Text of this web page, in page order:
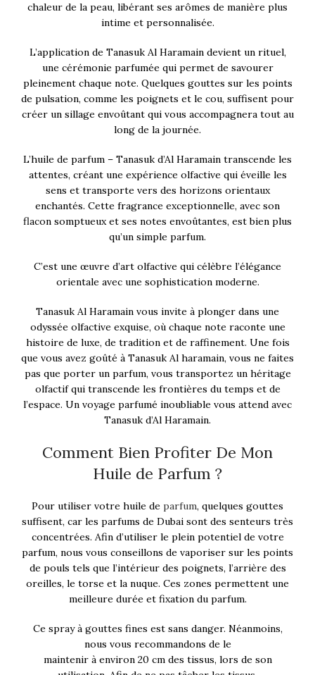
chaleur de la peau, libérant ses arômes de manière plus
intime et personnalisée.
L’application de Tanasuk Al Haramain devient un rituel,
une cérémonie parfumée qui permet de savourer
pleinement chaque note. Quelques gouttes sur les points
de pulsation, comme les poignets et le cou, suffisent pour
créer un sillage envoûtant qui vous accompagnera tout au
long de la journée.
L’huile de parfum – Tanasuk d’Al Haramain transcende les
attentes, créant une expérience olfactive qui éveille les
sens et transporte vers des horizons orientaux
enchantés. Cette fragrance exceptionnelle, avec son
flacon somptueux et ses notes envoûtantes, est bien plus
qu’un simple parfum.
C’est une œuvre d’art olfactive qui célèbre l’élégance
orientale avec une sophistication moderne.
Tanasuk Al Haramain vous invite à plonger dans une
odyssée olfactive exquise, où chaque note raconte une
histoire de luxe, de tradition et de raffinement. Une fois
que vous avez goûté à Tanasuk Al haramain, vous ne faites
pas que porter un parfum, vous transportez un héritage
olfactif qui transcende les frontières du temps et de
l’espace. Un voyage parfumé inoubliable vous attend avec
Tanasuk d’Al Haramain.
Comment Bien Profiter De Mon
Huile de Parfum ?
Pour utiliser votre huile de parfum, quelques gouttes
suffisent, car les parfums de Dubai sont des senteurs très
concentrées. Afin d’utiliser le plein potentiel de votre
parfum, nous vous conseillons de vaporiser sur les points
de pouls tels que l’intérieur des poignets, l’arrière des
oreilles, le torse et la nuque. Ces zones permettent une
meilleure durée et fixation du parfum.
Ce spray à gouttes fines est sans danger. Néanmoins,
nous vous recommandons de le
maintenir à environ 20 cm des tissus, lors de son